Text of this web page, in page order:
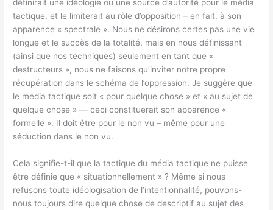
définirait une idéologie ou une source d’autorité pour le média
tactique, et le limiterait au rôle d’opposition – en fait, à son
apparence « spectrale ». Nous ne désirons certes pas une vie
longue et le succès de la totalité, mais en nous définissant
(ainsi que nos techniques) seulement en tant que «
destructeurs », nous ne faisons qu’inviter notre propre
récupération dans le schéma de l’oppression. Je suggère que
le média tactique soit « pour quelque chose » et « au sujet de
quelque chose » — ceci constituerait son apparence «
formelle ». Il doit être pour le non vu – même pour une
séduction dans le non vu.
Cela signifie-t-il que la tactique du média tactique ne puisse
être définie que « situationnellement » ? Même si nous
refusons toute idéologisation de l’intentionnalité, pouvons-
nous toujours dire quelque chose de descriptif au sujet des